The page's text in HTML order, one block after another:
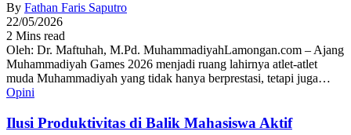
By Fathan Faris Saputro
22/05/2026
2 Mins read
Oleh: Dr. Maftuhah, M.Pd. MuhammadiyahLamongan.com – Ajang
Muhammadiyah Games 2026 menjadi ruang lahirnya atlet-atlet
muda Muhammadiyah yang tidak hanya berprestasi, tetapi juga…
Opini
Ilusi Produktivitas di Balik Mahasiswa Aktif